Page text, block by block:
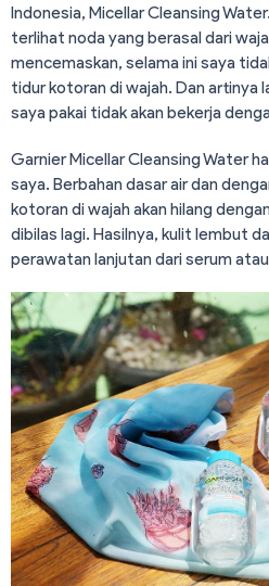
Indonesia, Micellar Cleansing
terlihat noda yang berasal dari
mencemaskan, selama ini saya
tidur kotoran di wajah. Dan artinya
saya pakai tidak akan bekerja
Garnier Micellar Cleansing Water
saya. Berbahan dasar air dan
kotoran di wajah akan hilang
dibilas lagi. Hasilnya, kulit lembut
perawatan lanjutan dari serum